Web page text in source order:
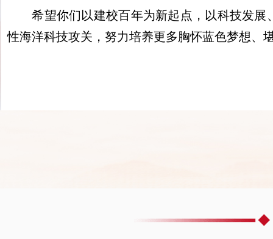
希望你们以建校百年为新起点，以科技发
性海洋科技攻关，努力培养更多胸怀蓝色梦想、